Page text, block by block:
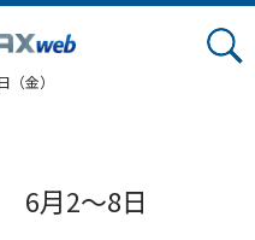
（金）
月2～8日